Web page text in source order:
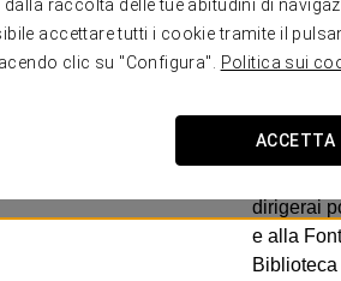
raccolta delle tue abitudini di
accettare tutti i cookie tramite il
clic su "Configura".
Politica sui
ACCETTA
In questa
storia,
La guida
scoprirai
dirigerai
e alla